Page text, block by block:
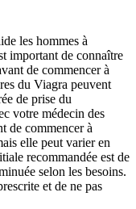
les hommes à
important de connaître
de commencer à
du Viagra peuvent
de prise du
votre médecin des
de commencer à
elle peut varier en
recommandée est de
selon les besoins.
et de ne pas